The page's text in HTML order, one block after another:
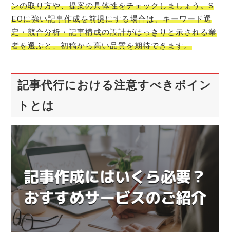
ンの取り方や、提案の具体性をチェックしましょう。S
EOに強い記事作成を前提にする場合は、キーワード選
定・競合分析・記事構成の設計がはっきりと示される業
者を選ぶと、初稿から高い品質を期待できます。
記事代行における注意すべきポイン
トとは